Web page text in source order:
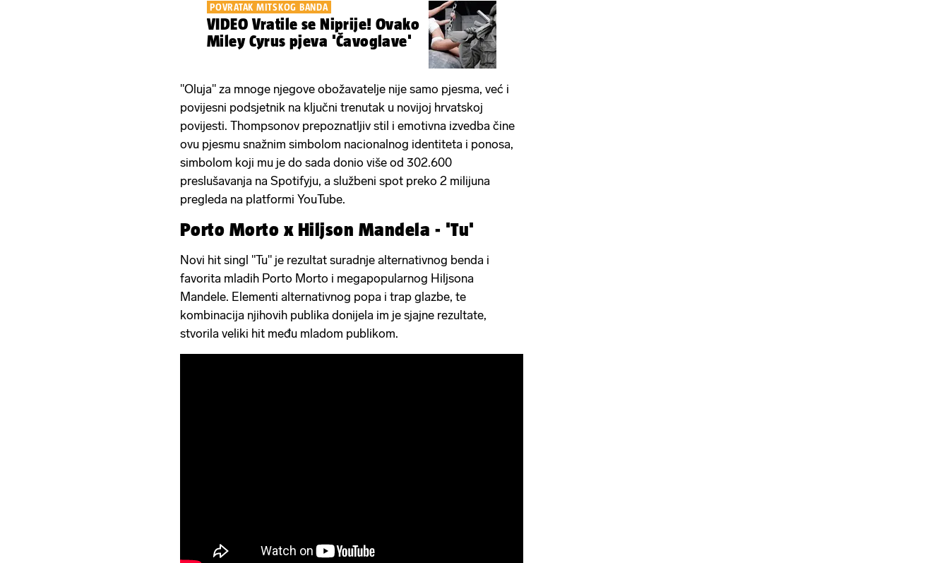
POVRATAK MITSKOG BANDA
VIDEO Vratile se Niprije! Ovako
Miley Cyrus pjeva 'Čavoglave'
"Oluja" za mnoge njegove obožavatelje nije samo pjesma, već i
povijesni podsjetnik na ključni trenutak u novijoj hrvatskoj
povijesti. Thompsonov prepoznatljiv stil i emotivna izvedba čine
ovu pjesmu snažnim simbolom nacionalnog identiteta i ponosa,
simbolom koji mu je do sada donio više od 302.600
preslušavanja na Spotifyju, a službeni spot preko 2 milijuna
pregleda na platformi YouTube.
Porto Morto x Hiljson Mandela - 'Tu'
Novi hit singl "Tu" je rezultat suradnje alternativnog benda i
favorita mladih Porto Morto i megapopularnog Hiljsona
Mandele. Elementi alternativnog popa i trap glazbe, te
kombinacija njihovih publika donijela im je sjajne rezultate,
stvorila veliki hit među mladom publikom.